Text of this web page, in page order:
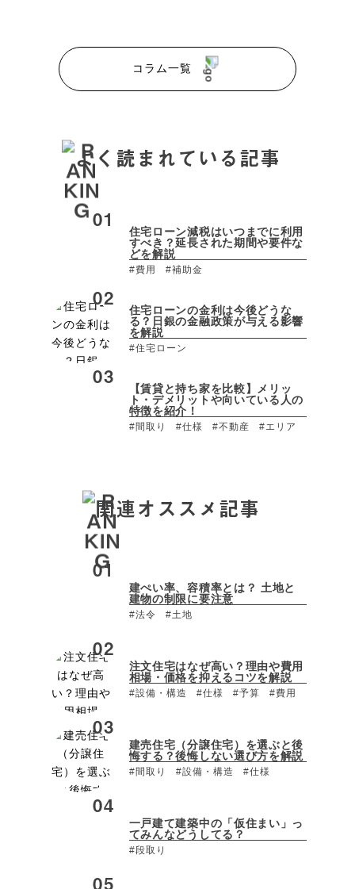
コラム一覧
よく読まれている記事
住宅ローン減税はいつまでに利用
すべき？延長された期間や要件な
どを解説
#費用 #補助金
住宅ローンの金利は今後どうな
る？日銀の金融政策が与える影響
を解説
#住宅ローン
【賃貸と持ち家を比較】メリッ
ト・デメリットや向いている人の
特徴を紹介！
#間取り #仕様 #不動産 #エリア
関連オススメ記事
建ぺい率、容積率とは？ 土地と
建物の制限に要注意
#法令 #土地
注文住宅はなぜ高い？理由や費用
相場・価格を抑えるコツを解説
#設備・構造 #仕様 #予算 #費用
建売住宅（分譲住宅）を選ぶと後
悔する？後悔しない選び方を解説
#間取り #設備・構造 #仕様
一戸建て建築中の「仮住まい」っ
てみんなどうしてる？
#段取り